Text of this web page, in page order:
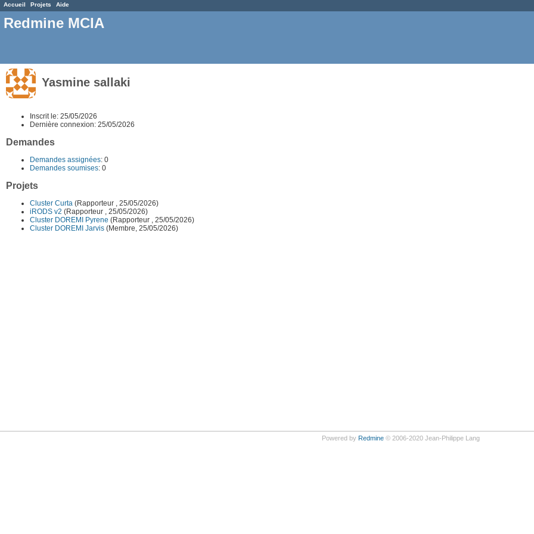
Accueil Projets Aide
Redmine MCIA
Yasmine sallaki
Inscrit le: 25/05/2026
Dernière connexion: 25/05/2026
Demandes
Demandes assignées: 0
Demandes soumises: 0
Projets
Cluster Curta (Rapporteur , 25/05/2026)
iRODS v2 (Rapporteur , 25/05/2026)
Cluster DOREMI Pyrene (Rapporteur , 25/05/2026)
Cluster DOREMI Jarvis (Membre, 25/05/2026)
Powered by Redmine© 2006-2020 Jean-Philippe Lang